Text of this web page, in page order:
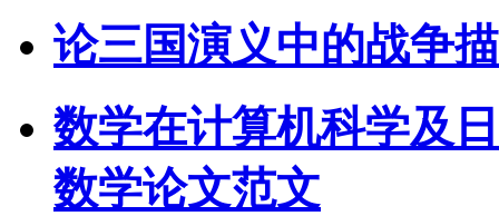
论三国演义中的战争
数学在计算机科学及
数学论文范文